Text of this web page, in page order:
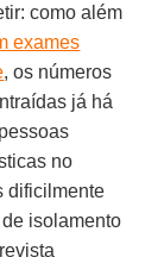
como além
exames
, os números
já há
no
dificilmente
isolamento